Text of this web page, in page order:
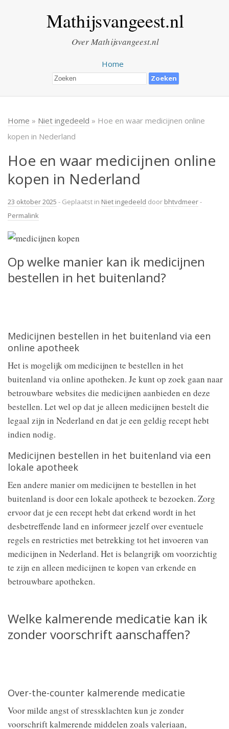
Mathijsvangeest.nl
Over Mathijsvangeest.nl
Home
Home » Niet ingedeeld » Hoe en waar medicijnen online
kopen in Nederland
Hoe en waar medicijnen online
kopen in Nederland
23 oktober 2025 - Geplaatst in Niet ingedeeld door bhtvdmeer-
Permalink
Op welke manier kan ik medicijnen
bestellen in het buitenland?
Medicijnen bestellen in het buitenland via een
online apotheek
Het is mogelijk om medicijnen te bestellen in het
buitenland via online apotheken. Je kunt op zoek gaan naar
betrouwbare websites die medicijnen aanbieden en deze
bestellen. Let wel op dat je alleen medicijnen bestelt die
legaal zijn in Nederland en dat je een geldig recept hebt
indien nodig.
Medicijnen bestellen in het buitenland via een
lokale apotheek
Een andere manier om medicijnen te bestellen in het
buitenland is door een lokale apotheek te bezoeken. Zorg
ervoor dat je een recept hebt dat erkend wordt in het
desbetreffende land en informeer jezelf over eventuele
regels en restricties met betrekking tot het invoeren van
medicijnen in Nederland. Het is belangrijk om voorzichtig
te zijn en alleen medicijnen te kopen van erkende en
betrouwbare apotheken.
Welke kalmerende medicatie kan ik
zonder voorschrift aanschaffen?
Over-the-counter kalmerende medicatie
Voor milde angst of stressklachten kun je zonder
voorschrift kalmerende middelen zoals valeriaan,